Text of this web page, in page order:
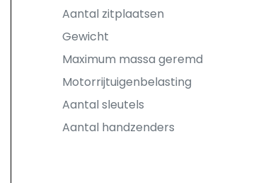
Aantal zitplaatsen
Gewicht
Maximum massa geremd
Motorrijtuigenbelasting
Aantal sleutels
Aantal handzenders